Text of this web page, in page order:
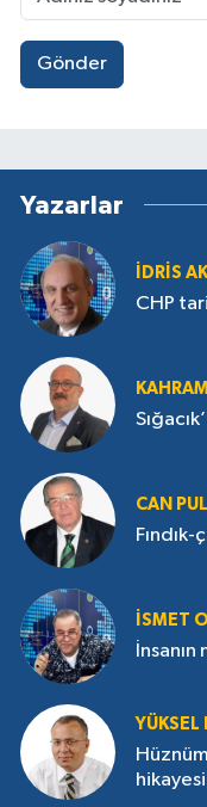
Gönder
Yazarlar
İDRIS
CHP
CAN
İSMET
YÜKSEL